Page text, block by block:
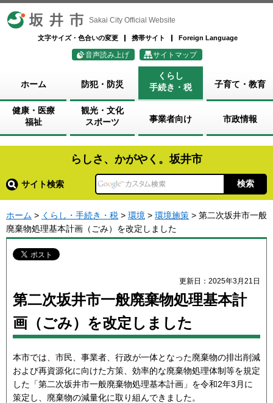
坂井市 Sakai City Official Website
文字サイズ・色合いの変更 携帯サイト Foreign Language
音声読み上げ サイトマップ
ホーム 防犯・防災
くらし
手続き・税
子育て・教育
健康・医療
福祉
観光・文化
スポーツ
事業者向け 市政情報
らしさ、かがやく。坂井市
サイト検索
ホーム > くらし・手続き・税 > 環境 > 環境施策 > 第二次坂井市一般
廃棄物処理基本計画（ごみ）を改定しました
更新日：2025年3月21日
第二次坂井市一般廃棄物処理基本計
画（ごみ）を改定しました
本市では、市民、事業者、行政が一体となった廃棄物の排出削減
および再資源化に向けた方策、効率的な廃棄物処理体制等を規定
した「第二次坂井市一般廃棄物処理基本計画」を令和2年3月に
策定し、廃棄物の減量化に取り組んできました。